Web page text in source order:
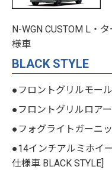
N-WGN CUSTOM L・
様車
BLACK STYLE
●フロントグリルモー
●フロントグリルロア
●フォグライトガーニ
●14インチアルミホイ
仕様車 BLACK STYLE]